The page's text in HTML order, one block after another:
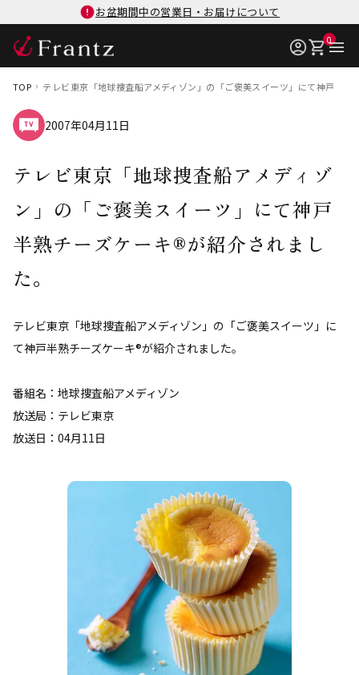
お盆期間中の営業日・お届けについて
0
TOP テレビ東京「地球捜査船アメディゾン」の「ご褒美スイーツ」にて神戸半熟
2007年04月11日
テレビ東京「地球捜査船アメディゾ
ン」の「ご褒美スイーツ」にて神戸
半熟チーズケーキ®が紹介されまし
た。
テレビ東京「地球捜査船アメディゾン」の「ご褒美スイーツ」に
て神戸半熟チーズケーキ®が紹介されました。
番組名：地球捜査船アメディゾン
放送局：テレビ東京
放送日：04月11日